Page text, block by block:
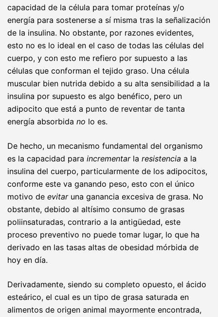
capacidad de la célula para tomar proteínas y/o
energía para sostenerse a sí misma tras la señalización
de la insulina. No obstante, por razones evidentes,
esto no es lo ideal en el caso de todas las células del
cuerpo, y con esto me refiero por supuesto a las
células que conforman el tejido graso. Una célula
muscular bien nutrida debido a su alta sensibilidad a la
insulina por supuesto es algo benéfico, pero un
adipocito que está a punto de reventar de tanta
energía absorbida no lo es.
De hecho, un mecanismo fundamental del organismo
es la capacidad para incrementar la resistencia a la
insulina del cuerpo, particularmente de los adipocitos,
conforme este va ganando peso, esto con el único
motivo de evitar una ganancia excesiva de grasa. No
obstante, debido al altísimo consumo de grasas
poliinsaturadas, contrario a la antigüedad, este
proceso preventivo no puede tomar lugar, lo que ha
derivado en las tasas altas de obesidad mórbida de
hoy en día.
Derivadamente, siendo su completo opuesto, el ácido
esteárico, el cual es un tipo de grasa saturada en
alimentos de origen animal mayormente encontrada,